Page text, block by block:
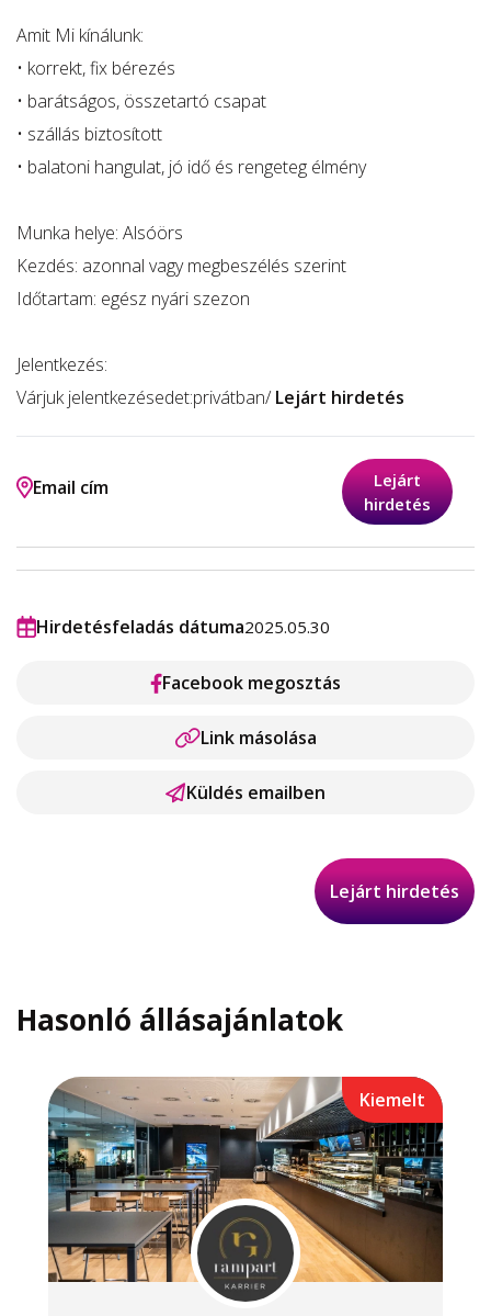
Amit Mi kínálunk:
• korrekt, fix bérezés
• barátságos, összetartó csapat
• szállás biztosított
• balatoni hangulat, jó idő és rengeteg élmény
Munka helye: Alsóörs
Kezdés: azonnal vagy megbeszélés szerint
Időtartam: egész nyári szezon
Jelentkezés:
Várjuk jelentkezésedet:privátban/Lejárt hirdetés
Email cím
Lejárt
hirdetés
Hirdetésfeladás dátuma2025.05.30
Facebook megosztás
Link másolása
Küldés emailben
Lejárt hirdetés
Hasonló állásajánlatok
Kiemelt